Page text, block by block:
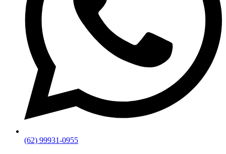
(62) 99931-0955